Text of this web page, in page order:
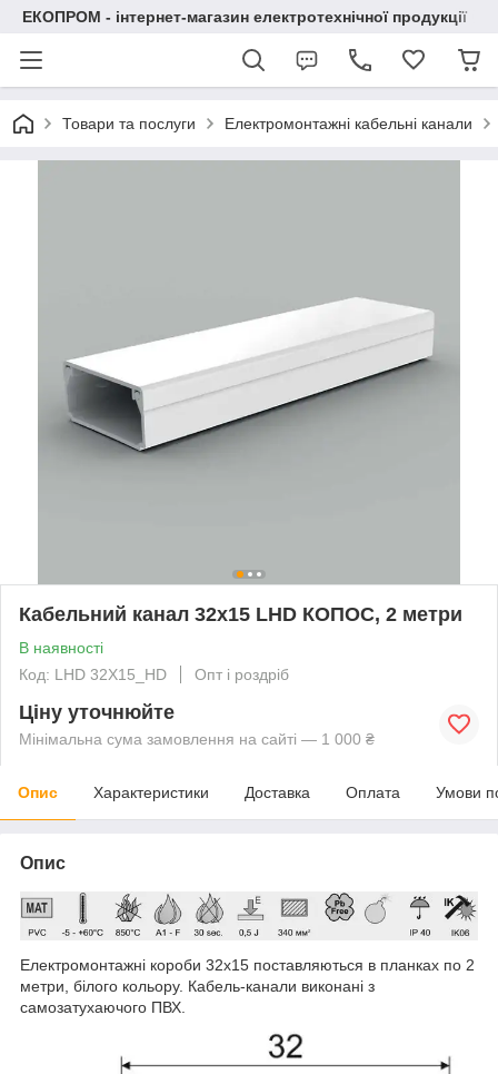
ЕКОПРОМ - інтернет-магазин електротехнічної продукції
Товари та послуги Електромонтажні кабельні канали
Кабельний канал 32х15 LHD КОПОС, 2 метри
В наявності
Код: LHD 32X15_HD
Опт і роздріб
Ціну уточнюйте
Мінімальна сума замовлення на сайті — 1 000 ₴
Опис Характеристики Доставка Оплата Умови
Опис
Електромонтажні короби 32х15 поставляються в планках по 2
метри, білого кольору. Кабель-канали виконані з
самозатухаючого ПВХ.